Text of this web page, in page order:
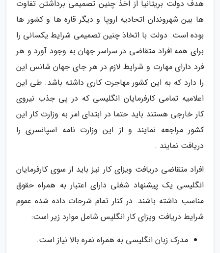
هدف دولت بریتانیا از اخذ چنین تصمیمی برداشتن تفاوت
ها بین شهروندان اتحادیه اروپا و دیگر قاره ها و کشور ها
بوده است. دولت با اتخاذ چنین تصمیمی شرایط یکسانی را
برای همه افراد متقاضی در سراسر جهان به وجود آورد و هر
فرد دارای مهارت و شرایط لازم در هر جای جهان شانس این
را دارد که به این کشور مهاجرت کاری داشته باشد. طی این
اعلامیه تمامی کارفرمایان انگلیسی که در پی جذب نیروی
کار خارجی هستند باید حتما در ابتدای امر به وزارت کار این
کشور مراجعه نمایند و از این وزارت نامه اسپانسری را
دریافت نمایند .
افراد متقاضی دریافت ویزای کار نیز باید از سوی کارفرمایان
انگلیسی یک پیشنهاد شغلی دارای اعتبار به همراه حقوق
مناسب داشته باشند. در کنار تمام شرحات داده شده عموم
شرایط دریافت ویزای کار انگلیس شامل موارد زیر است:
مدرک زبان انگلیسی به همراه نمره بالا نیاز است.